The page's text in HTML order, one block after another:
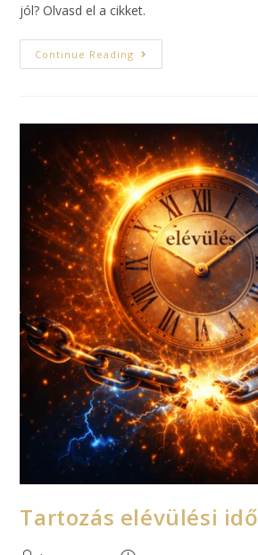
jól? Olvasd el a cikket.
Continue Reading
Tartozás elévülési idő